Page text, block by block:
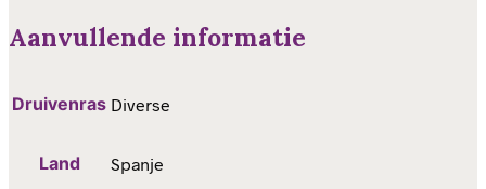
Aanvullende informatie
Druivenras Diverse
Land Spanje